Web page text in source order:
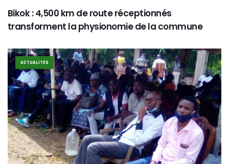
Bikok : 4,500 km de route réceptionnés
transforment la physionomie de la commune
ACTUALITÉS